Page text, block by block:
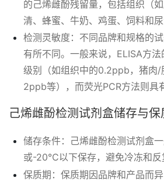
的己烯雌酚残留量，包括组织（
清、蜂蜜、牛奶、鸡蛋、饲料和尿
检测灵敏度：不同品牌和规格的
有所不同。一般来说，ELISA方
级别（如组织中的0.2ppb，猪肉/
2ppb等），而荧光PCR方法则具
己烯雌酚检测试剂盒储存与保
储存条件：己烯雌酚检测试剂盒
或-20℃以下保存，避免冷冻和反
保质期：保质期因品牌和产品而